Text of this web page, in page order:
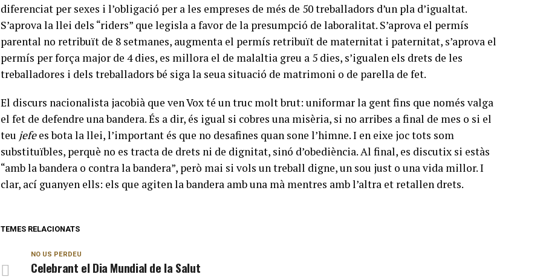
diferenciat per sexes i l’obligació per a les empreses de més de 50 treballadors d’un pla d’igualtat.
S’aprova la llei dels “riders” que legisla a favor de la presumpció de laboralitat. S’aprova el permís
parental no retribuït de 8 setmanes, augmenta el permís retribuït de maternitat i paternitat, s’aprova el
permís per força major de 4 dies, es millora el de malaltia greu a 5 dies, s’igualen els drets de les
treballadores i dels treballadors bé siga la seua situació de matrimoni o de parella de fet.
El discurs nacionalista jacobià que ven Vox té un truc molt brut: uniformar la gent fins que només valga
el fet de defendre una bandera. És a dir, és igual si cobres una misèria, si no arribes a final de mes o si el
teu jefees bota la llei, l’important és que no desafines quan sone l’himne. I en eixe joc tots som
substituïbles, perquè no es tracta de drets ni de dignitat, sinó d’obediència. Al final, es discutix si estàs
“amb la bandera o contra la bandera”, però mai si vols un treball digne, un sou just o una vida millor. I
clar, ací guanyen ells: els que agiten la bandera amb una mà mentres amb l’altra et retallen drets.
TEMES RELACIONATS
NO US PERDEU
Celebrant el Dia Mundial de la Salut